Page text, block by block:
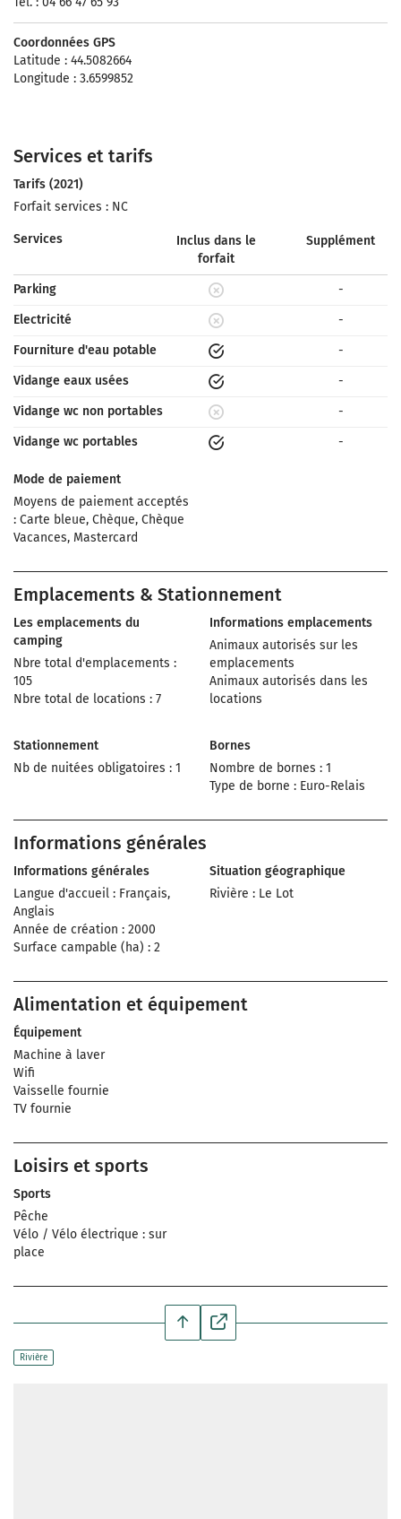
Coordonnées GPS
Latitude : 44.5082664
Longitude : 3.6599852
Services et tarifs
Tarifs (2021)
Forfait services : NC
Services
Inclus dans le
forfait
Supplément
Parking
-
Electricité
-
Fourniture d'eau potable
-
Vidange eaux usées
-
Vidange wc non portables
-
Vidange wc portables
-
Mode de paiement
Moyens de paiement acceptés
: Carte bleue, Chèque, Chèque
Vacances, Mastercard
Emplacements & Stationnement
Les emplacements du
camping
Nbre total d'emplacements :
105
Nbre total de locations : 7
Informations emplacements
Animaux autorisés sur les
emplacements
Animaux autorisés dans les
locations
Stationnement
Nb de nuitées obligatoires : 1
Bornes
Nombre de bornes : 1
Type de borne : Euro-Relais
Informations générales
Informations générales
Langue d'accueil : Français,
Anglais
Année de création : 2000
Surface campable (ha) : 2
Situation géographique
Rivière : Le Lot
Alimentation et équipement
Équipement
Machine à laver
Wifi
Vaisselle fournie
TV fournie
Loisirs et sports
Sports
Pêche
Vélo / Vélo électrique : sur
place
Rivière